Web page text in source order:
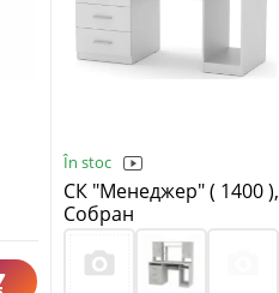
În stoc
СК "Менеджер" ( 1400 ),
Собран